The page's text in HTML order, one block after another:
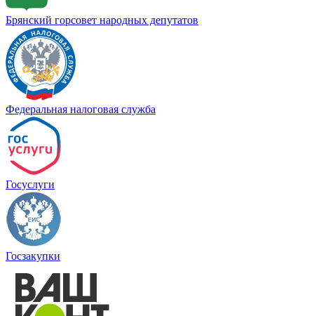
Брянский горсовет народных депутатов
Федеральная налоговая служба
Госуслуги
Госзакупки